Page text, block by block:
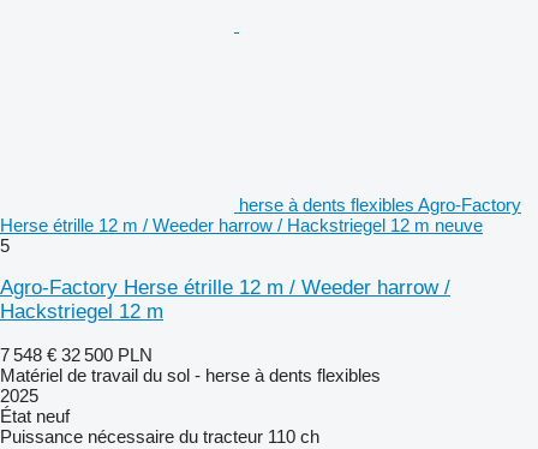
herse à dents flexibles Agro-Factory
Herse étrille 12 m / Weeder harrow / Hackstriegel 12 m neuve
5
Agro-Factory Herse étrille 12 m / Weeder harrow /
Hackstriegel 12 m
7 548 € 32 500 PLN
Matériel de travail du sol - herse à dents flexibles
2025
État neuf
Puissance nécessaire du tracteur 110 ch